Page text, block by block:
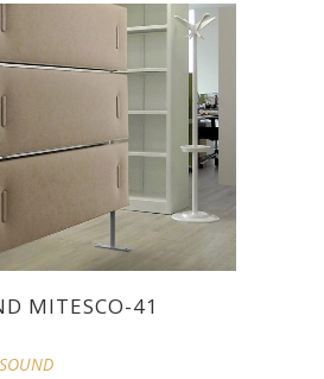
MITESCO-41